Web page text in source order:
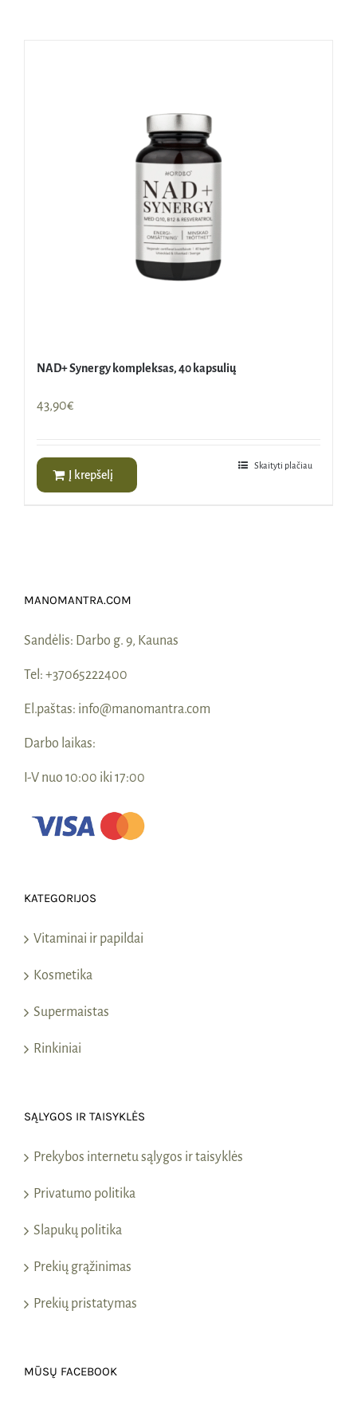
NAD+ Synergy kompleksas, 40 kapsulių
43,90€
Į krepšelį
Skaityti plačiau
MANOMANTRA.COM
Sandėlis: Darbo g. 9, Kaunas
Tel: +37065222400
El.paštas: info@manomantra.com
Darbo laikas:
I-V nuo 10:00 iki 17:00
KATEGORIJOS
Vitaminai ir papildai
Kosmetika
Supermaistas
Rinkiniai
SĄLYGOS IR TAISYKLĖS
Prekybos internetu sąlygos ir taisyklės
Privatumo politika
Slapukų politika
Prekių grąžinimas
Prekių pristatymas
MŪSŲ FACEBOOK